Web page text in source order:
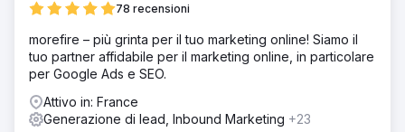
78 recensioni
morefire – più grinta per il tuo marketing online! Siamo il
tuo partner affidabile per il marketing online, in particolare
per Google Ads e SEO.
Attivo in: France
Generazione di lead, Inbound Marketing +23